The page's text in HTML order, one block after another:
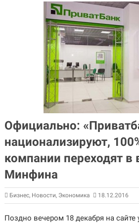
Официально:
национализируют,
компании переходят в
Минфина
Бизнес, Новости, Экономика 18.12.2016
Поздно вечером 18 декабря на